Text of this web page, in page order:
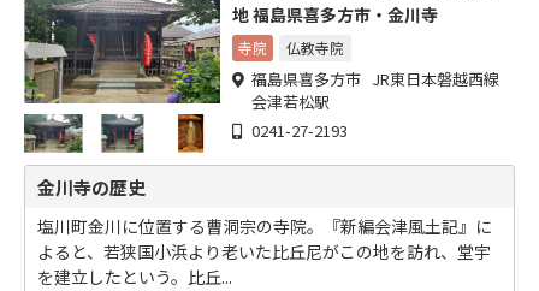
地 福島県喜多方市・金川寺
寺院 仏教寺院
福島県喜多方市 JR東日本磐越西線
会津若松駅
0241-27-2193
金川寺の歴史
塩川町金川に位置する曹洞宗の寺院。『新編会津風土記』に
よると、若狭国小浜より老いた比丘尼がこの地を訪れ、堂宇
を建立したという。比丘...